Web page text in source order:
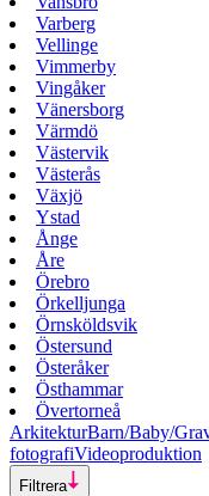
Varberg
Vellinge
Vimmerby
Vingåker
Vänersborg
Värmdö
Västervik
Västerås
Växjö
Ystad
Ånge
Åre
Örebro
Örkelljunga
Örnsköldsvik
Östersund
Österåker
Östhammar
Övertorneå
ArkitekturBarn/Baby/
fotografiVideoproduktion
Filtrera